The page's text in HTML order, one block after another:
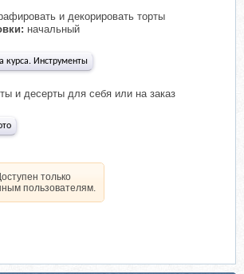
и декорировать торты
начальный
курса. Инструменты
и десерты для себя или на заказ
только
пользователям.